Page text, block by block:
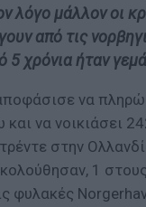
λόγο μάλλον οι
από τις
5 χρόνια ήταν
να
να νοικιάσει
στην
1
φυλακές